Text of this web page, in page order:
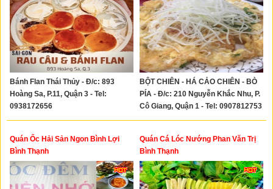
Bánh Flan Thái Thủy - Đ/c: 893
Hoàng Sa, P.11, Quận 3 - Tel:
0938172656
BỘT CHIÊN - HÁ CẢO CHIÊN - BÒ
PÍA - Đ/c: 210 Nguyễn Khắc Nhu, P.
Cô Giang, Quận 1 - Tel: 0907812753
Quán Ốc Hải Sản Ngon Bình Lợi
Bình Thạnh
Quán Cá Lóc Nướng Phan Văn Trị
Bình Thạnh